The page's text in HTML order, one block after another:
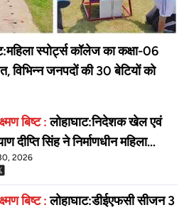
स्पोर्ट्स कॉलेज का कक्षा-06
विभिन्न जनपदों की 30 बेटियों को
रिपोर्ट:लक्ष्मण बिष्ट :लोहाघाट:निदेशक खेल एवं
दीप्ति सिंह ने निर्माणधीन महिला
का किया निरीक्षण।
2026
रिपोर्ट:लक्ष्मण बिष्ट :लोहाघाट:डीईएफसी सीजन 3